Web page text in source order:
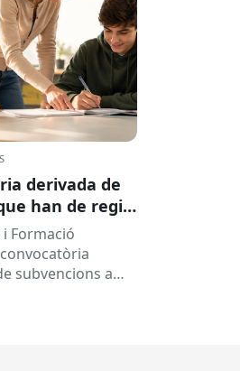
derivada de
han de regir
a centres
de
i inserció,
i Formació
subvencions a